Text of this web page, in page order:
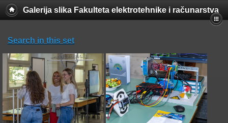
Galerija slika Fakulteta elektrotehnike i računarstva
Search in this set